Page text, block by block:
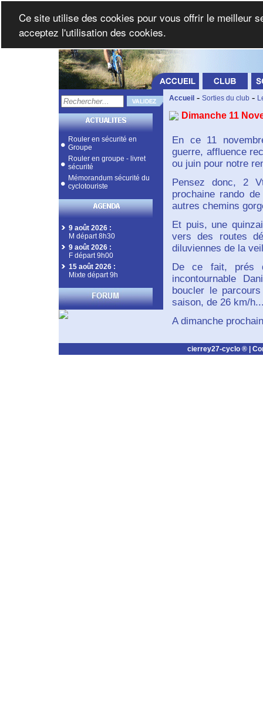
Rouler en sécurité en
Groupe
Rouler en groupe - livret
sécurité
Mémorandum sécurité du
cyclotouriste
9 août 2026 :
M départ 8h30
9 août 2026 :
F départ 9h00
15 août 2026 :
Mixte départ 9h
Accueil - Sorties du club -
Dimanche 11
En ce 11
guerre, affluence
ou juin pour notre
Pensez donc, 2
prochaine rando
autres chemins
Et puis, une
vers des routes
diluviennes de la
De ce fait, prés
incontournable
boucler le
saison, de 26 km/
A dimanche
cierrey27-cyclo ® |
Ce site utilise des cookies pour vous offrir le meilleur
acceptez l'utilisation des cookies.